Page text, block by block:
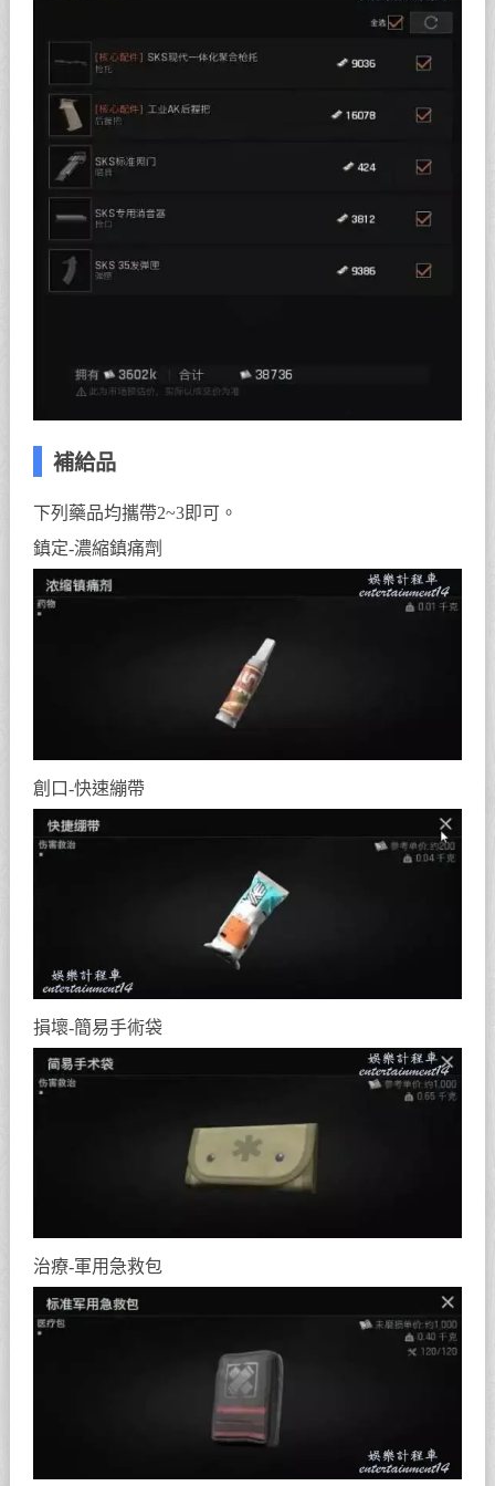
補給品
下列藥品均攜帶2~3即可。
鎮定-濃縮鎮痛劑
創口-快速繃帶
損壞-簡易手術袋
治療-軍用急救包